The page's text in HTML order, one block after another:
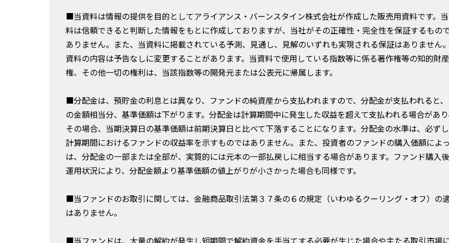
■当資料は情報の提供を目的としてアライアンス・バーンスタイン株式会社が作成した販売用資料です。
料は信頼できると判断した情報をもとに作成しておりますが、当社がその正確性・完全性を保証するもの
ありません。また、当資料に掲載されている予測、見通し、見解のいずれも実現される保証はありません
資料の内容は予告なしに変更することがあります。当資料で使用している指数等に係る著作権等の知的財産
権、その他一切の権利は、当該指数等の開発元または公表元に帰属します。
■分配金は、預貯金の利息とは異なり、ファンドの純資産から支払われますので、分配金が支払われると
の金額相当分、基準価額は下がります。分配金は計算期間中に発生した収益を超えて支払われる場合があり
その場合、当期決算日の基準価額は前期決算日と比べて下落することになります。分配金の水準は、必ず
計算期間におけるファンドの収益率を示すものではありません。また、投資者のファンドの購入価額によ
は、分配金の一部または全部が、実質的には元本の一部払戻しに相当する場合があります。ファンド購入
運用状況により、分配金額より基準価額の値上がりが小さかった場合も同様です。
■当ファンドのお取引に関しては、金融商品取引法第３７条の６の規定（いわゆるクーリング・オフ）の
はありません。